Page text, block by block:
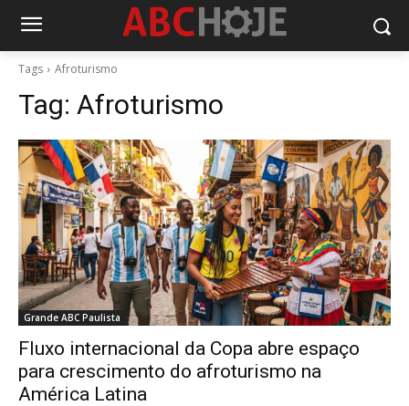
Tags Afroturismo
Tag: Afroturismo
Grande ABC Paulista
Fluxo internacional da Copa abre espaço
para crescimento do afroturismo na
América Latina